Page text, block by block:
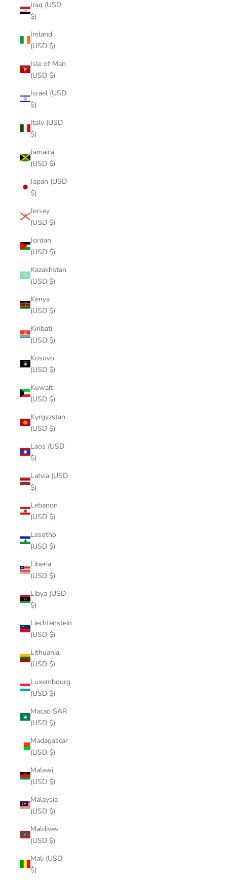
Iraq (USD
$)
Ireland
(USD $)
Isle of Man
(USD $)
Israel (USD
$)
Italy (USD
$)
Jamaica
(USD $)
Japan (USD
$)
Jersey
(USD $)
Jordan
(USD $)
Kazakhstan
(USD $)
Kenya
(USD $)
Kiribati
(USD $)
Kosovo
(USD $)
Kuwait
(USD $)
Kyrgyzstan
(USD $)
Laos (USD
$)
Latvia (USD
$)
Lebanon
(USD $)
Lesotho
(USD $)
Liberia
(USD $)
Libya (USD
$)
Liechtenstein
(USD $)
Lithuania
(USD $)
Luxembourg
(USD $)
Macao SAR
(USD $)
Madagascar
(USD $)
Malawi
(USD $)
Malaysia
(USD $)
Maldives
(USD $)
Mali (USD
$)